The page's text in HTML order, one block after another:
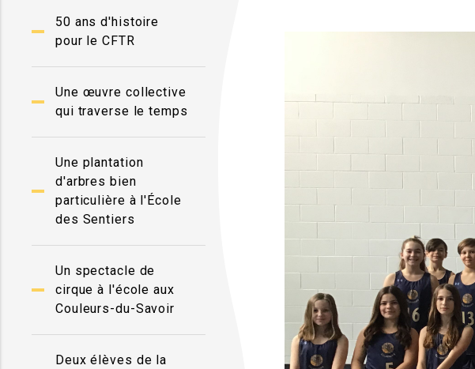
50 ans d'histoire
pour le CFTR
Une œuvre collective
qui traverse le temps
Une plantation
d'arbres bien
particulière à l'École
des Sentiers
Un spectacle de
cirque à l'école aux
Couleurs-du-Savoir
Deux élèves de la